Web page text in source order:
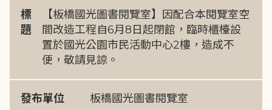
標
題
【板橋國光圖書閱覽室】因配合本閱覽室空
間改造工程自6月8日起閉館，臨時櫃檯設
置於國光公園市民活動中心2樓，造成不
便，敬請見諒。
發布單位 板橋國光圖書閱覽室